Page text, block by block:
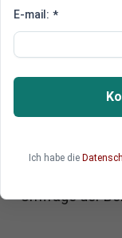
Der Umbruch
Industrie ist in
Werkshallen.
Stellen
Umfrage der
E-mail: *
Ich habe die